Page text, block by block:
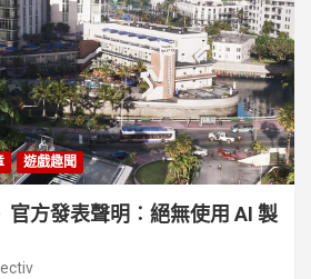
遊戲趣聞
官方發表聲明︰絕無使用 AI 製